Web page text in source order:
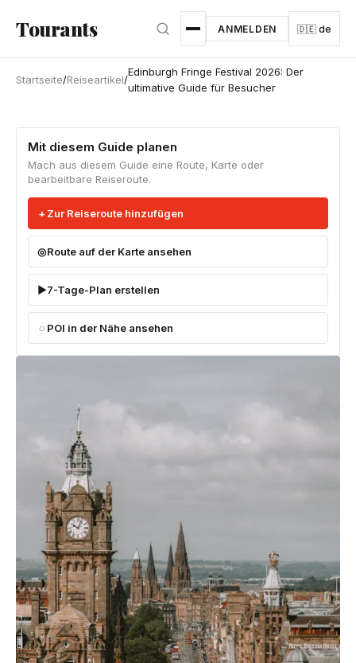
Tourants ANMELDEN 🇩🇪 de
Startseite/Reiseartikel/
Edinburgh Fringe Festival 2026: Der
ultimative Guide für Besucher
Mit diesem Guide planen
Mach aus diesem Guide eine Route, Karte oder
bearbeitbare Reiseroute.
Zur Reiseroute hinzufügen
Route auf der Karte ansehen
7-Tage-Plan erstellen
POI in der Nähe ansehen